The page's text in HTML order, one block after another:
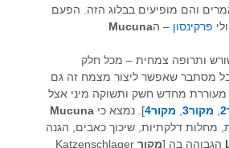
והם מופיעים בבלוג הזה. הפעם
פרקינסון – הMucuna
ותרופה צמחית – מכל חלק
מסתבר שאפשר ליצור מצמח זה גם
מעוררת מחדש חשק ותשוקה מיני אצל
מקור3 מקור4 ]. נמצא כי Mucuna
, מחלות דלקתיות, שיכוך כאבים, הגנה
הגבוהה בה [מקור Katzenschlager